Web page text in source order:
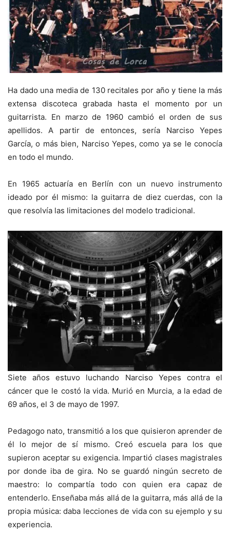
Ha dado una media de 130 recitales por año y tiene la más
extensa discoteca grabada hasta el momento por un
guitarrista. En marzo de 1960 cambió el orden de sus
apellidos. A partir de entonces, sería Narciso Yepes
García, o más bien, Narciso Yepes, como ya se le conocía
en todo el mundo.
En 1965 actuaría en Berlín con un nuevo instrumento
ideado por él mismo: la guitarra de diez cuerdas, con la
que resolvía las limitaciones del modelo tradicional.
Siete años estuvo luchando Narciso Yepes contra el
cáncer que le costó la vida. Murió en Murcia, a la edad de
69 años, el 3 de mayo de 1997.
Pedagogo nato, transmitió a los que quisieron aprender de
él lo mejor de sí mismo. Creó escuela para los que
supieron aceptar su exigencia. Impartió clases magistrales
por donde iba de gira. No se guardó ningún secreto de
maestro: lo compartía todo con quien era capaz de
entenderlo. Enseñaba más allá de la guitarra, más allá de la
propia música: daba lecciones de vida con su ejemplo y su
experiencia.